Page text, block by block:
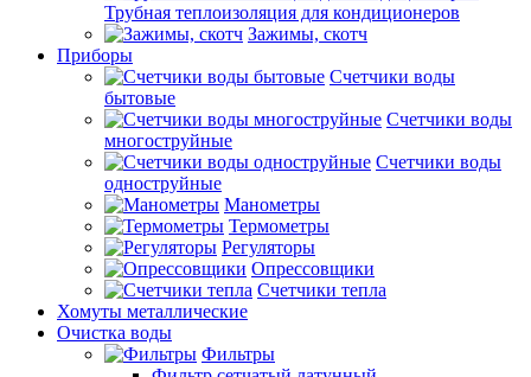
Трубная теплоизоляция для кондиционеров
Зажимы, скотч
Приборы
Счетчики воды
бытовые
Счетчики воды
многоструйные
Счетчики воды
одноструйные
Манометры
Термометры
Регуляторы
Опрессовщики
Счетчики тепла
Хомуты металлические
Очистка воды
Фильтры